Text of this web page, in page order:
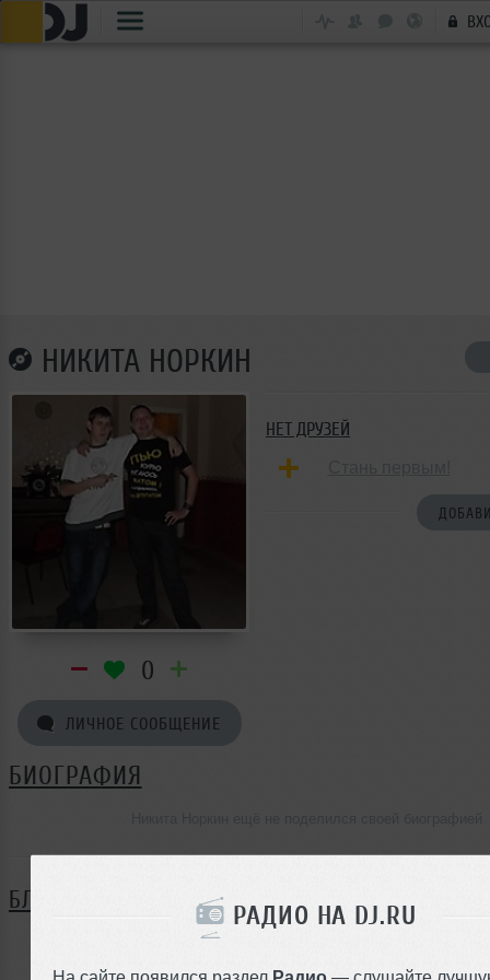
РАДИО НА DJ.RU
На сайте появился раздел Радио — слушайте
НИКИТА НОРКИН
0
ЛИЧНОЕ СООБЩЕНИЕ
НЕТ ДРУЗЕЙ
БИОГРАФИЯ
БЛОГ